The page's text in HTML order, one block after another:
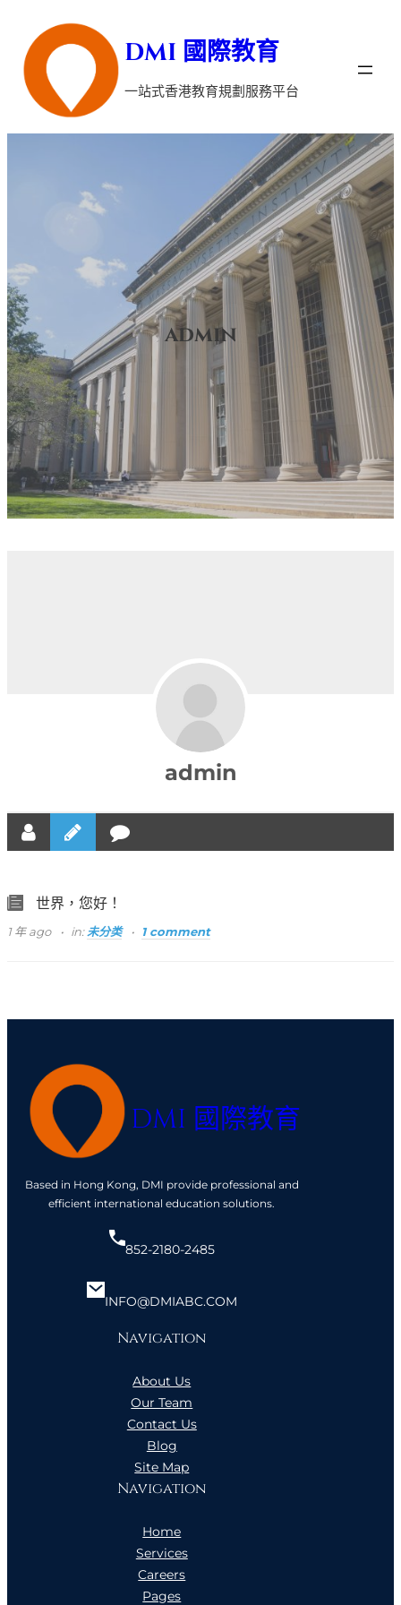
內
DMI 國際教育
一站式香港教育規劃服務平台
admin
admin
世界，您好！
1 年 ago in:未分类 1 comment
DMI 國際教育
Based in Hong Kong, DMI provide professional and
efficient international education solutions.
852-2180-2485
INFO@DMIABC.COM
Navigation
About Us
Our Team
Contact Us
Blog
Site Map
Navigation
Home
Services
Careers
Pages